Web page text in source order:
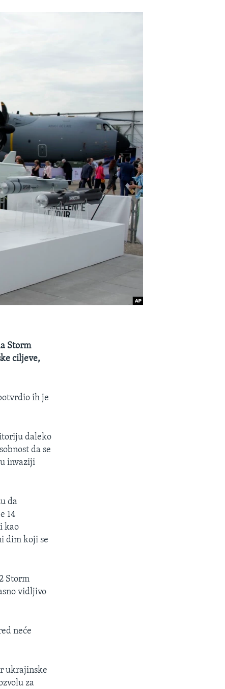
Storm
ciljeve,
ih je
daleko
da se
invaziji
da
14
kao
dim koji se
Storm
vidljivo
neće
ukrajinske
za